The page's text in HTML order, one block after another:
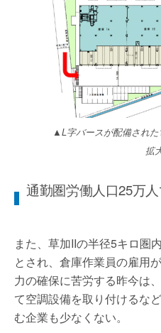
▲L字バースが配備され
拡
通勤圏労働人口25万
また、草加IIの半径5キロ圏
とされ、倉庫作業員の雇用
力の確保に苦労する昨今は
て空調設備を取り付けるな
む企業も少なくない。